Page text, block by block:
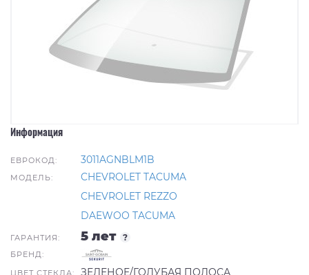
Информация
ЕВРОКОД: 3011AGNBLM1B
МОДЕЛЬ:
CHEVROLET TACUMA
CHEVROLET REZZO
DAEWOO TACUMA
ГАРАНТИЯ: 5 лет ?
БРЕНД:
ЦВЕТ СТЕКЛА:
ЗЕЛЕНОЕ/ГОЛУБАЯ ПОЛОСА